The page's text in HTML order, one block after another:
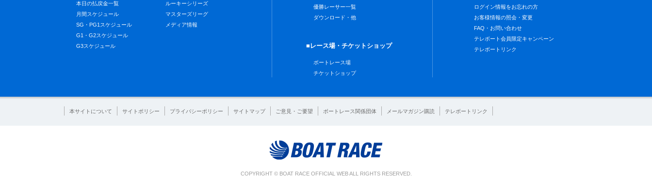
本日の払戻金一覧
月間スケジュール
SG・PG1スケジュール
G1・G2スケジュール
G3スケジュール
ルーキーシリーズ
マスターズリーグ
メディア情報
優勝レーサー一覧
ダウンロード・他
■レース場・チケットショップ
ボートレース場
チケットショップ
ログイン情報をお忘れの方
お客様情報の照会・変更
FAQ・お問い合わせ
テレボート会員限定キャンペーン
テレボートリンク
本サイトについて サイトポリシー プライバシーポリシー サイトマップ ご意見・ご要望 ボートレース関係団体 メールマガジン購読 テレボートリンク
COPYRIGHT © BOAT RACE OFFICIAL WEB ALL RIGHTS RESERVED.